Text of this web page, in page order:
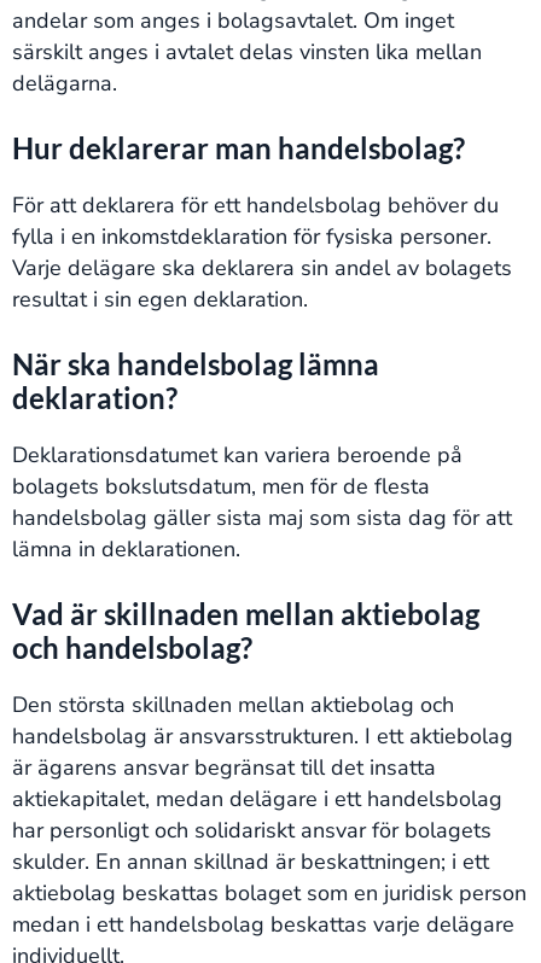
andelar som anges i bolagsavtalet. Om inget
särskilt anges i avtalet delas vinsten lika mellan
delägarna.
Hur deklarerar man handelsbolag?
För att deklarera för ett handelsbolag behöver du
fylla i en inkomstdeklaration för fysiska personer.
Varje delägare ska deklarera sin andel av bolagets
resultat i sin egen deklaration.
När ska handelsbolag lämna
deklaration?
Deklarationsdatumet kan variera beroende på
bolagets bokslutsdatum, men för de flesta
handelsbolag gäller sista maj som sista dag för att
lämna in deklarationen.
Vad är skillnaden mellan aktiebolag
och handelsbolag?
Den största skillnaden mellan aktiebolag och
handelsbolag är ansvarsstrukturen. I ett aktiebolag
är ägarens ansvar begränsat till det insatta
aktiekapitalet, medan delägare i ett handelsbolag
har personligt och solidariskt ansvar för bolagets
skulder. En annan skillnad är beskattningen; i ett
aktiebolag beskattas bolaget som en juridisk person
medan i ett handelsbolag beskattas varje delägare
individuellt.